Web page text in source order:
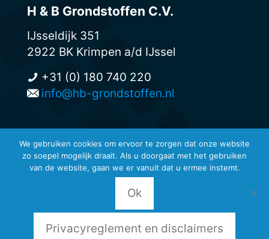
H & B Grondstoffen C.V.
IJsseldijk 351
2922 BK Krimpen a/d IJssel
+31 (0) 180 740 220
info@hb-grondstoffen.nl
© H & B Grondstoffen -
Privacyreglement en disclaimers-
Leveringsvoorwaarden
We gebruiken cookies om ervoor te zorgen dat onze website
zo soepel mogelijk draait. Als u doorgaat met het gebruiken
van de website, gaan we er vanuit dat u ermee instemt.
Ok
Privacyreglement en disclaimers